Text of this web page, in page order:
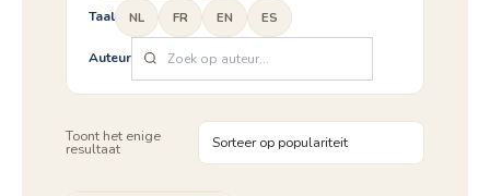
Taal NL FR EN ES
Auteur
Toont het enige
resultaat